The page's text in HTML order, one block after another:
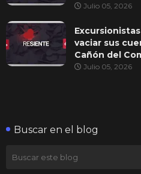
Julio 05, 2026
vaciar sus
Cañón del
Julio 05, 2026
Buscar en el blog